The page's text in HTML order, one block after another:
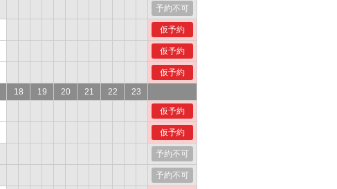
予約不可
仮予約
仮予約
仮予約
18 19 20 21 22
23
仮予約
仮予約
予約不可
予約不可